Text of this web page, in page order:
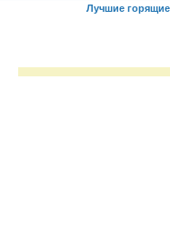
Лучшие